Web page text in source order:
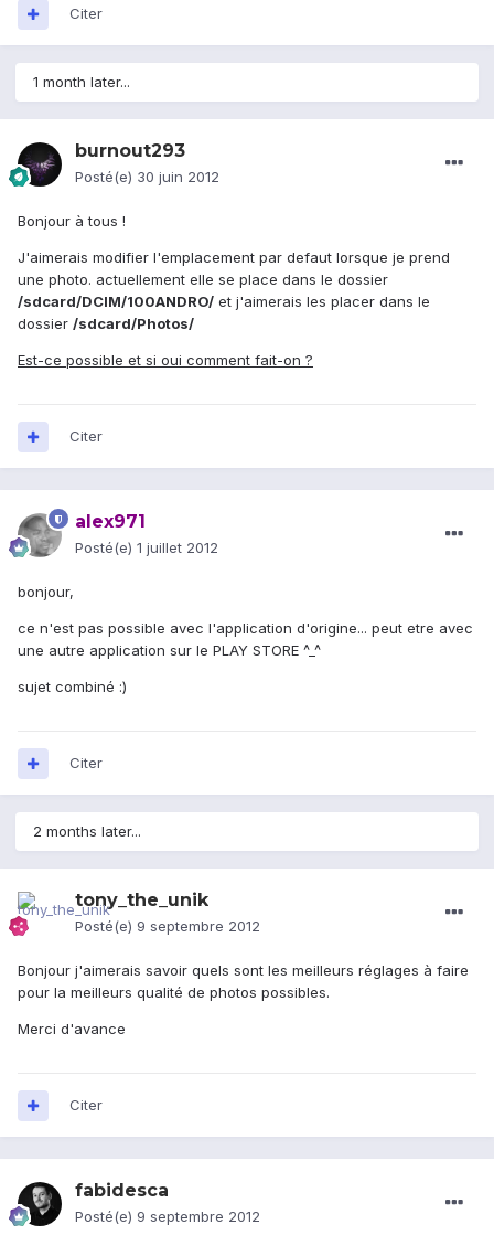
Citer
1 month later...
burnout293
Posté(e) 30 juin 2012
Bonjour à tous !
J'aimerais modifier l'emplacement par defaut lorsque je prend
une photo. actuellement elle se place dans le dossier
/sdcard/DCIM/100ANDRO/ et j'aimerais les placer dans le
dossier /sdcard/Photos/
Est-ce possible et si oui comment fait-on ?
Citer
alex971
Posté(e) 1 juillet 2012
bonjour,
ce n'est pas possible avec l'application d'origine... peut etre avec
une autre application sur le PLAY STORE ^_^
sujet combiné :)
Citer
2 months later...
tony_the_unik
Posté(e) 9 septembre 2012
Bonjour j'aimerais savoir quels sont les meilleurs réglages à faire
pour la meilleurs qualité de photos possibles.
Merci d'avance
Citer
fabidesca
Posté(e) 9 septembre 2012